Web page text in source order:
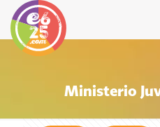
Ministerio